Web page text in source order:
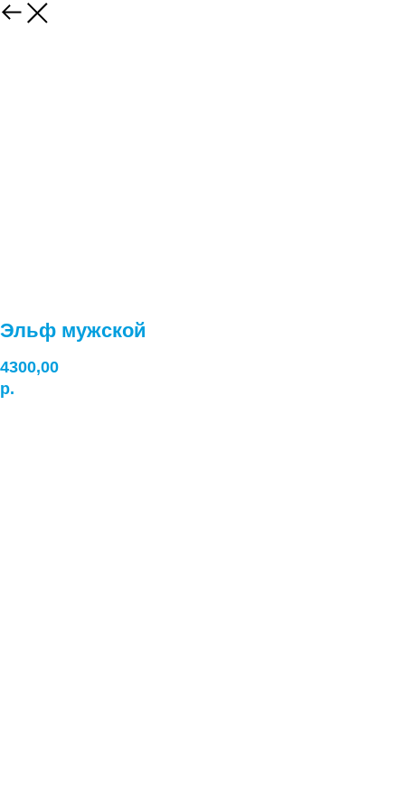
Эльф мужской
4300,00
р.